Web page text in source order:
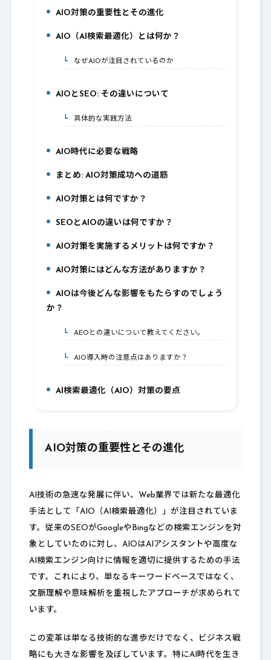
AIO対策の重要性とその進化
2.AIO（AI検索最適化）とは何か？
2-1.なぜAIOが注目されているのか
3.AIOとSEO: その違いについて
3-1.具体的な実践方法
4.AIO時代に必要な戦略
まとめ: AIO対策成功への道筋
6.AIO対策とは何ですか？
7.SEOとAIOの違いは何ですか？
8.AIO対策を実施するメリットは何ですか？
9.AIO対策にはどんな方法がありますか？
10.AIOは今後どんな影響をもたらすのでしょう
か？
10-1.AEOとの違いについて教えてください。
10-2.AIO導入時の注意点はありますか？
11.AI検索最適化（AIO）対策の要点
AIO対策の重要性とその進化
AI技術の急速な発展に伴い、Web業界では新たな最適化
手法として「AIO（AI検索最適化）」が注目されていま
す。従来のSEOがGoogleやBingなどの検索エンジンを対
象としていたのに対し、AIOはAIアシスタントや高度な
AI検索エンジン向けに情報を適切に提供するための手法
です。これにより、単なるキーワードベースではなく、
文脈理解や意味解析を重視したアプローチが求められて
います。
この変革は単なる技術的な進歩だけでなく、ビジネス戦
略にも大きな影響を及ぼしています。特にAI時代を生き